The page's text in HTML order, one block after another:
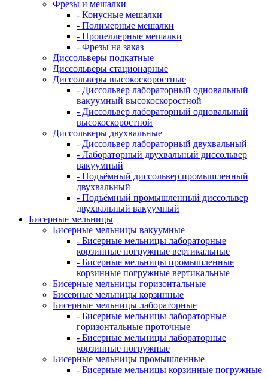
Фрезы и мешалки
- Конусные мешалки
- Полимерные мешалки
- Пропеллерные мешалки
- Фрезы на заказ
Диссольверы подкатные
Диссольверы стационарные
Диссольверы высокоскоростные
- Диссольвер лабораторный одновальный
вакуумный высокоскоростной
- Диссольвер лабораторный одновальный
высокоскоростной
Диссольверы двухвальные
- Диссольвер лабораторный двухвальный
- Лабораторный двухвальный диссольвер
вакуумный
- Подъёмный диссольвер промышленный
двухвальный
- Подъёмный промышленный диссольвер
двухвальный вакуумный
Бисерные мельницы
Бисерные мельницы вакуумные
- Бисерные мельницы лабораторные
корзинные погружные вертикальные
- Бисерные мельницы промышленные
корзинные погружные вертикальные
Бисерные мельницы горизонтальные
Бисерные мельницы корзинные
Бисерные мельницы лабораторные
- Бисерные мельницы лабораторные
горизонтальные проточные
- Бисерные мельницы лабораторные
корзинные погружные
Бисерные мельницы промышленные
- Бисерные мельницы корзинные погружные